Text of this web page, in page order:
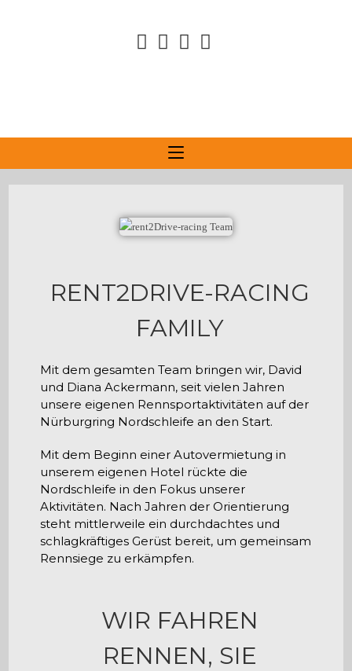
RENT2DRIVE-RACING
FAMILY
Mit dem gesamten Team bringen wir, David
und Diana Ackermann, seit vielen Jahren
unsere eigenen Rennsportaktivitäten auf der
Nürburgring Nordschleife an den Start.
Mit dem Beginn einer Autovermietung in
unserem eigenen Hotel rückte die
Nordschleife in den Fokus unserer
Aktivitäten. Nach Jahren der Orientierung
steht mittlerweile ein durchdachtes und
schlagkräftiges Gerüst bereit, um gemeinsam
Rennsiege zu erkämpfen.
WIR FAHREN
RENNEN, SIE